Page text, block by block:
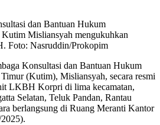
dan Bantuan Hukum
Misliansyah mengukuhkan
Foto: Nasruddin/Prokopim
Konsultasi dan Bantuan Hukum
(Kutim), Misliansyah, secara resmi
LKBH Korpri di lima kecamatan,
Selatan, Teluk Pandan, Rantau
berlangsung di Ruang Meranti Kantor